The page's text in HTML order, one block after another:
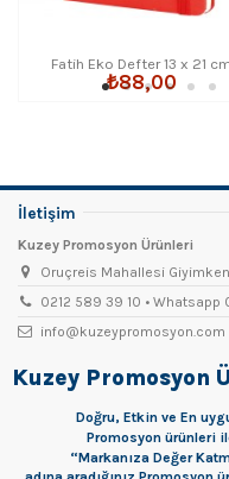
Fatih Eko Defter 13 x 21
₺88,00
İletişim
Kuzey Promosyon Ürünleri
Oruçreis Mahallesi
0212 589 39 10 • Whatsapp
info@kuzeypromosyon.com
Kuzey Promosyon
Doğru, Etkin ve En
Promosyon ürünleri
“Markanıza Değer